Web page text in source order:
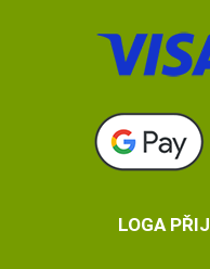
LOGA